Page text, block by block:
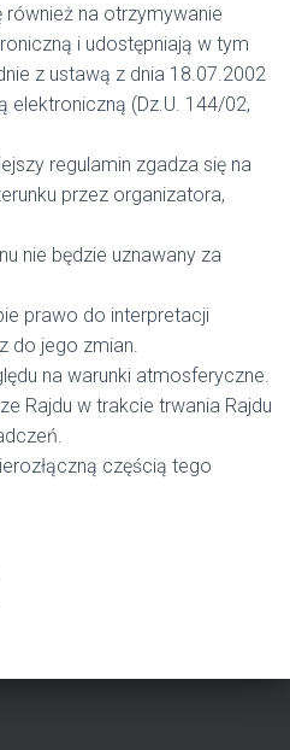
również na otrzymywanie
i udostępniają w tym
z ustawą z dnia 18.07.2002
elektroniczną (Dz.U. 144/02,
regulamin zgadza się na
przez organizatora,
nie będzie uznawany za
prawo do interpretacji
do jego zmian.
na warunki atmosferyczne.
Rajdu w trakcie trwania Rajdu
częścią tego